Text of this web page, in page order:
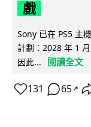
戲
Sony 已在 PS5 主
計劃：2028 年 1
因此...
閱讀全文
131 65 ↗